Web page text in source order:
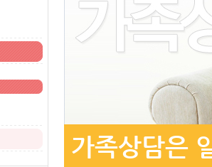
가족상담은